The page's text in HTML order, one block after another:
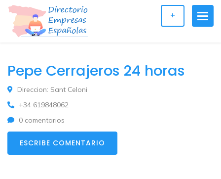
+
Pepe Cerrajeros 24 horas
Direccion: Sant Celoni
+34 619848062
0 comentarios
ESCRIBE COMENTARIO